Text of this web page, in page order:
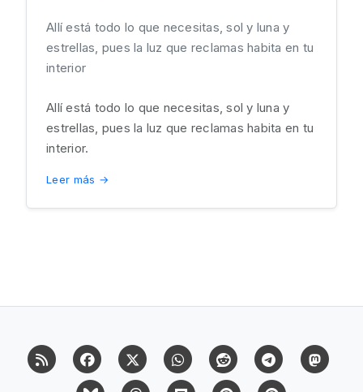
Allí está todo lo que necesitas, sol y luna y
estrellas, pues la luz que reclamas habita en tu
interior
Allí está todo lo que necesitas, sol y luna y
estrellas, pues la luz que reclamas habita en tu
interior.
Leer más →
RSS FacebookX (Twitter)Whatsapp Reddit Telegram
Bluesky Threads Flipboard Pinterest